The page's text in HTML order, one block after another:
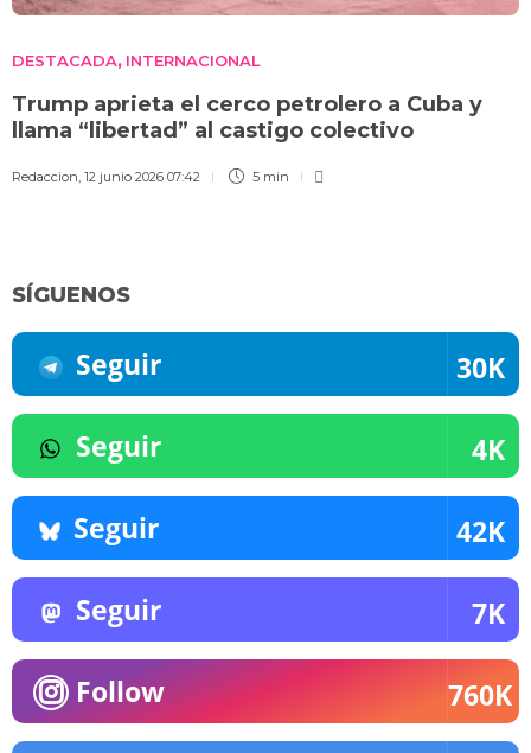
DESTACADA, INTERNACIONAL
Trump aprieta el cerco petrolero a Cuba y
llama “libertad” al castigo colectivo
Redaccion, 12 junio 2026 07:42 5 min
SÍGUENOS
Seguir 30K
Seguir 4K
Seguir 42K
Seguir 7K
Follow 760K